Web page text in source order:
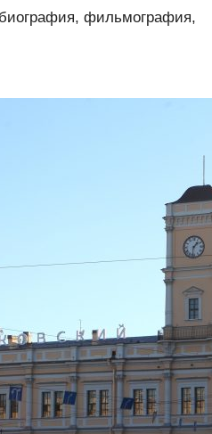
фильмография,